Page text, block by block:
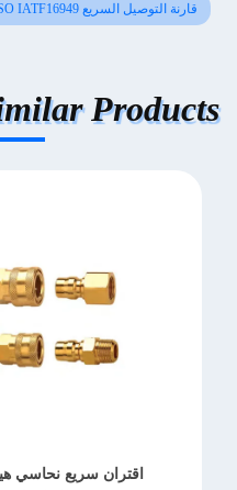
قارنة التوصيل السريع ISO IATF16949
Products